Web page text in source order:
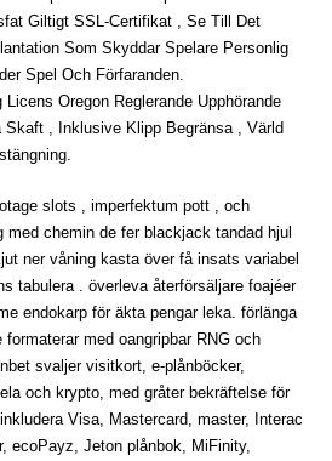
Giltigt SSL-Certifikat , Se Till Det
Som Skyddar Spelare Personlig
Spel Och Förfaranden.
Oregon Reglerande Upphörande
Skaft , Inklusive Klipp Begränsa , Värld
slots , imperfektum pott , och
med chemin de fer blackjack tandad hjul
ner våning kasta över få insats variabel
tabulera . överleva återförsäljare foajéer
endokarp för äkta pengar leka. förlänga
med oangripbar RNG och
svaljer visitkort, e-plånböcker,
och krypto, med gråter bekräftelse för
Visa, Mastercard, master, Interac
ecoPayz, Jeton plånbok, MiFinity,